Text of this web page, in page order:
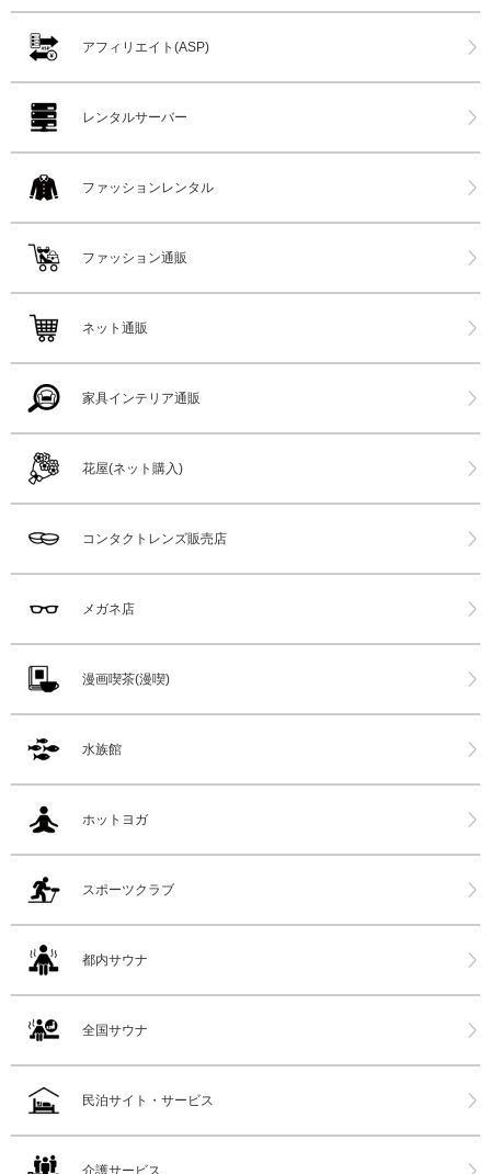
アフィリエイト(ASP)
レンタルサーバー
ファッションレンタル
ファッション通販
ネット通販
家具インテリア通販
花屋(ネット購入)
コンタクトレンズ販売店
メガネ店
漫画喫茶(漫喫)
水族館
ホットヨガ
スポーツクラブ
都内サウナ
全国サウナ
民泊サイト・サービス
介護サービス